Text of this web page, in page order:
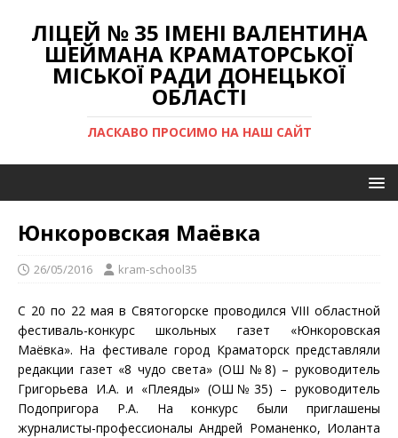
ЛІЦЕЙ № 35 ІМЕНІ ВАЛЕНТИНА
ШЕЙМАНА КРАМАТОРСЬКОЇ
МІСЬКОЇ РАДИ ДОНЕЦЬКОЇ
ОБЛАСТІ
ЛАСКАВО ПРОСИМО НА НАШ САЙТ
Юнкоровская Маёвка
26/05/2016 kram-school35
С 20 по 22 мая в Святогорске проводился VIII областной
фестиваль-конкурс школьных газет «Юнкоровская
Маёвка». На фестивале город Краматорск представляли
редакции газет «8 чудо света» (ОШ №8) – руководитель
Григорьева И.А. и «Плеяды» (ОШ№35) – руководитель
Подопригора Р.А. На конкурс были приглашены
журналисты-профессионалы Андрей Романенко, Иоланта